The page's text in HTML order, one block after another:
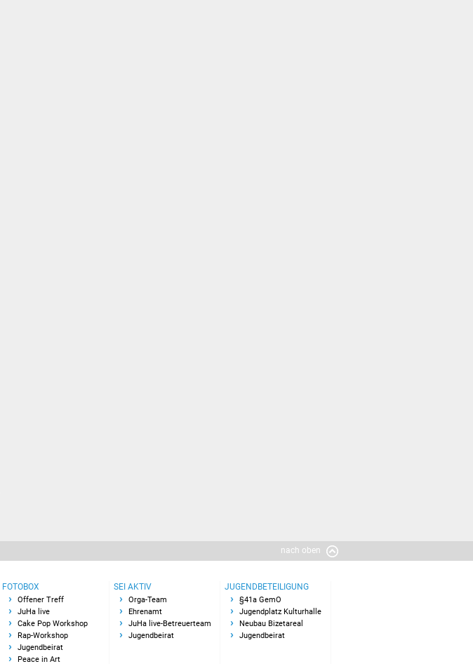
nach oben
FOTOBOX
Offener Treff
JuHa live
Cake Pop Workshop
Rap-Workshop
Jugendbeirat
Peace in Art
SEI AKTIV
Orga-Team
Ehrenamt
JuHa live-Betreuerteam
Jugendbeirat
JUGENDBETEILIGUNG
§41a GemO
Jugendplatz Kulturhalle
Neubau Bizetareal
Jugendbeirat